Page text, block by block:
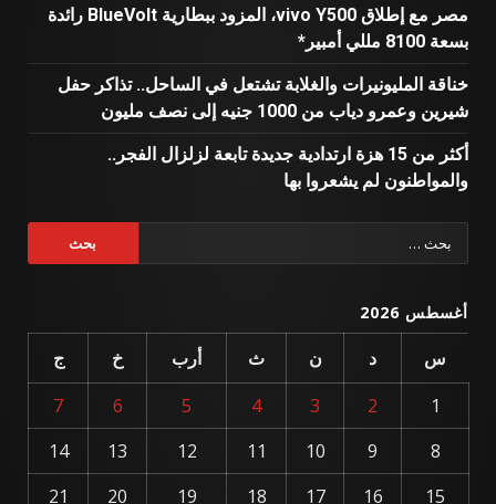
مصر مع إطلاق vivo Y500، المزود ببطارية BlueVolt رائدة
بسعة 8100 مللي أمبير*
خناقة المليونيرات والغلابة تشتعل في الساحل.. تذاكر حفل
شيرين وعمرو دياب من 1000 جنيه إلى نصف مليون
أكثر من 15 هزة ارتدادية جديدة تابعة لزلزال الفجر..
والمواطنون لم يشعروا بها
عن:
أغسطس 2026
س د ن ث أرب خ
ج
1
2
3
4
5
6
7
8
9
10
11
12
13
14
15
16
17
18
19
20
21